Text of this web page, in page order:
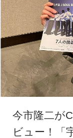
今市隆二が
ビュー！「